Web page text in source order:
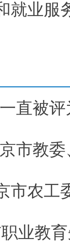
就业服
直被
市教
市农工
业教